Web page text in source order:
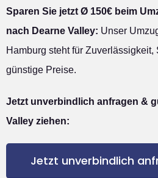
Sparen Sie jetzt Ø 150€ beim
nach Dearne Valley: Unser
Hamburg steht für Zuverlässigkeit,
günstige Preise.
Jetzt unverbindlich anfragen &
Valley ziehen:
Jetzt unverbindlich